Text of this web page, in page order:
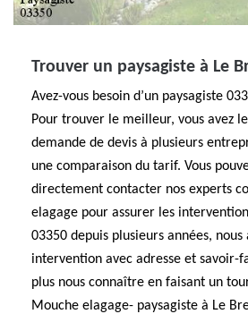
Trouver un paysagiste à Le
Avez-vous besoin d’un paysagiste
Pour trouver le meilleur, vous avez
demande de devis à plusieurs
une comparaison du tarif. Vous
directement contacter nos experts
elagage pour assurer les
03350 depuis plusieurs années, nous
intervention avec adresse et savoir-
plus nous connaître en faisant un
Mouche elagage- paysagiste à Le